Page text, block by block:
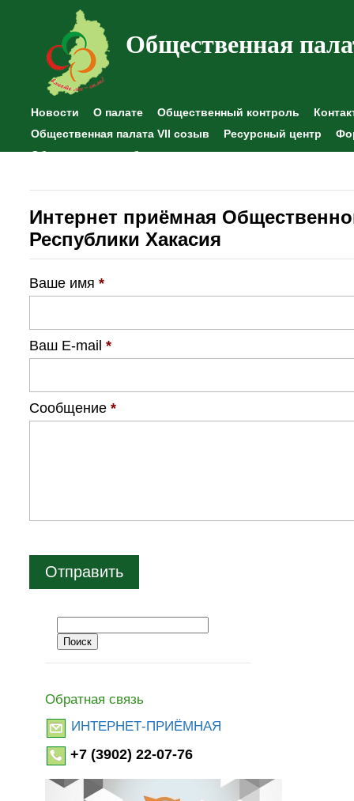
Общественная
Новости О палате Общественный контроль
Общественная палата VII созыв
Ресурсный центр
Общественные наблюдения
Интернет приёмная
Республики Хакасия
Ваше имя *
Ваш E-mail *
Сообщение *
Обратная связь
ИНТЕРНЕТ-ПРИЁМНАЯ
+7 (3902) 22-07-76